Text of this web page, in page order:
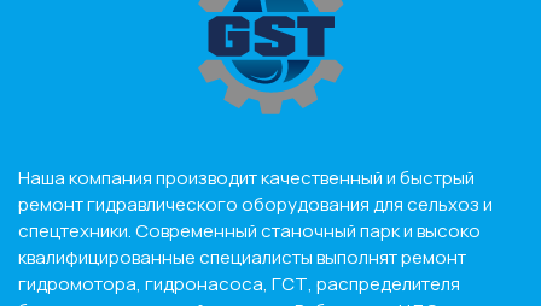
Наша компания производит качественный и быстрый
ремонт гидравлического оборудования для сельхоз и
спецтехники. Современный станочный парк и высоко
квалифицированные специалисты выполнят ремонт
гидромотора, гидронасоса, ГСТ, распределителя